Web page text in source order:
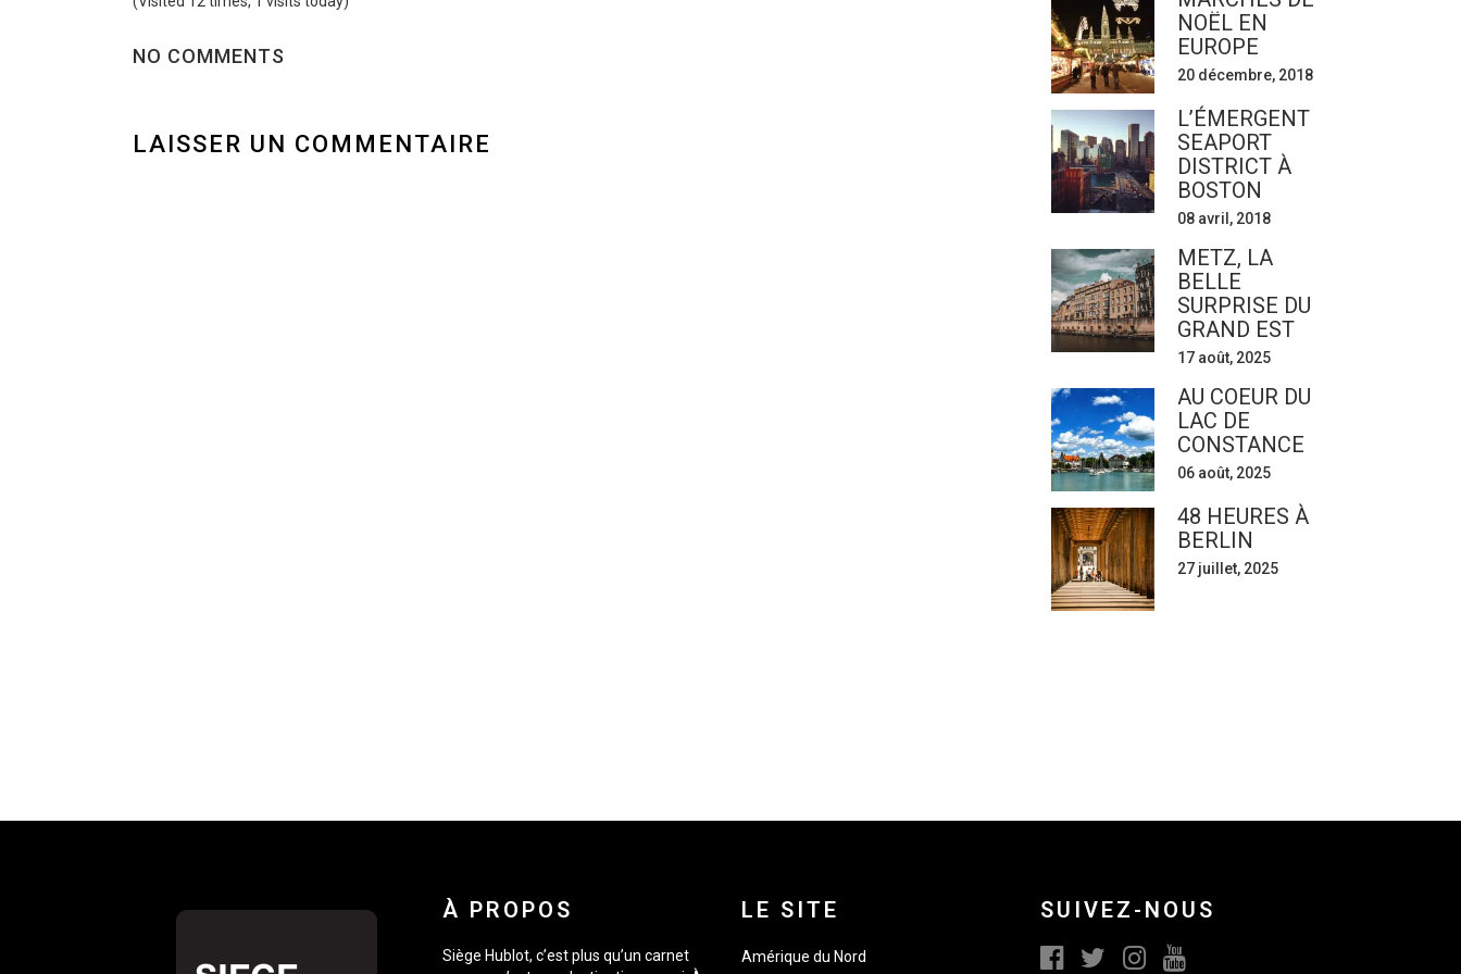
NO COMMENTS
LAISSER UN COMMENTAIRE
NOËL EN
EUROPE
20 décembre, 2018
L’ÉMERGENT
SEAPORT
DISTRICT À
BOSTON
08 avril, 2018
METZ, LA
BELLE
SURPRISE DU
GRAND EST
17 août, 2025
AU COEUR DU
LAC DE
CONSTANCE
06 août, 2025
48 HEURES À
BERLIN
27 juillet, 2025
À PROPOS
Siège Hublot, c’est plus qu’un carnet
LE SITE
Amérique du Nord
SUIVEZ-NOUS